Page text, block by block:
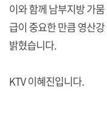
이와 함께 남부지방 가
급이 중요한 만큼 영산
밝혔습니다.
KTV 이혜진입니다.